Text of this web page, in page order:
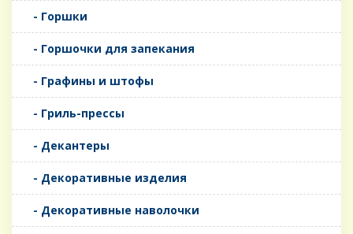
- Горшки
- Горшочки для запекания
- Графины и штофы
- Гриль-прессы
- Декантеры
- Декоративные изделия
- Декоративные наволочки